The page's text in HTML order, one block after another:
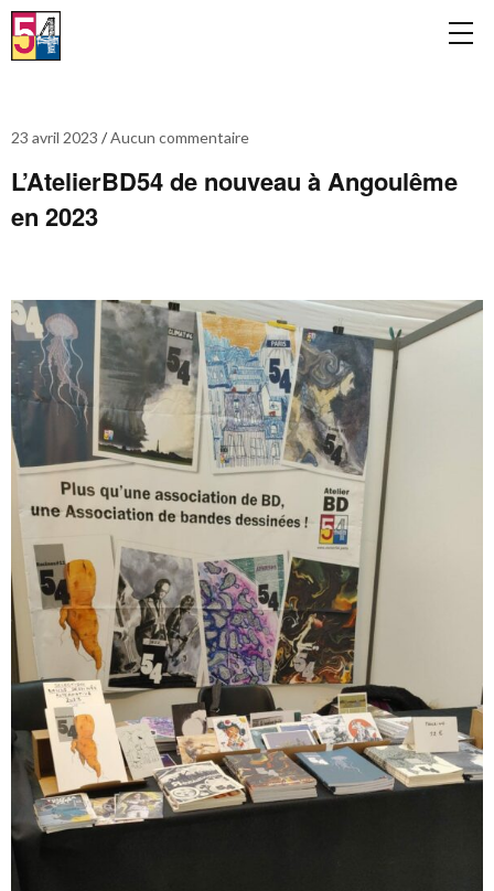
23 avril 2023 Aucun commentaire
L’AtelierBD54 de nouveau à Angoulême
en 2023